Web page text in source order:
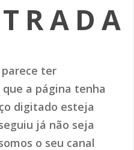
ter
que a página tenha
digitado esteja
já não seja
o seu canal